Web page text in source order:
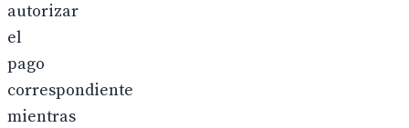
autorizar
el
pago
correspondiente
mientras